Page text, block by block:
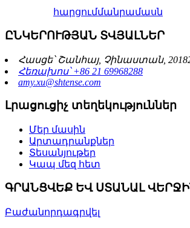
հարցումմանրամասն
ԸՆԿԵՐՈՒԹՅԱՆ ՏՎՅԱԼՆԵՐ
Հասցե՝ Շանհայ, Չինաստան,
Հեռախոս՝ +86 21 69968288
amy.xu@shtense.com
Լրացուցիչ տեղեկություններ
Մեր մասին
Արտադրանքներ
Տեսանյութեր
Կապ մեզ հետ
ԳՐԱՆՑՎԵՔ ԵՎ ՍՏԱՆԱԼ
Բաժանորդագրվել